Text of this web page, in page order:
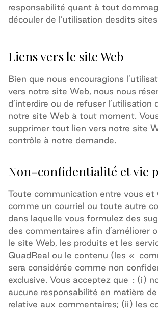
responsabilité quant à tout
découler de l’utilisation desdits
Liens vers le site Web
Bien que nous encouragions
vers notre site Web, nous nous
d’interdire ou de refuser l’utilisation
notre site Web à tout moment.
supprimer tout lien vers notre site
contrôle à notre demande.
Non-confidentialité et vie
Toute communication entre vous et
comme un courriel ou toute autre
dans laquelle vous formulez des
des commentaires afin d’améliorer
le site Web, les produits et les
QuadReal ou le contenu (les «
sera considérée comme non
exclusive. Vous acceptez que : (i)
aucune responsabilité en matière
relative aux commentaires; (ii) les